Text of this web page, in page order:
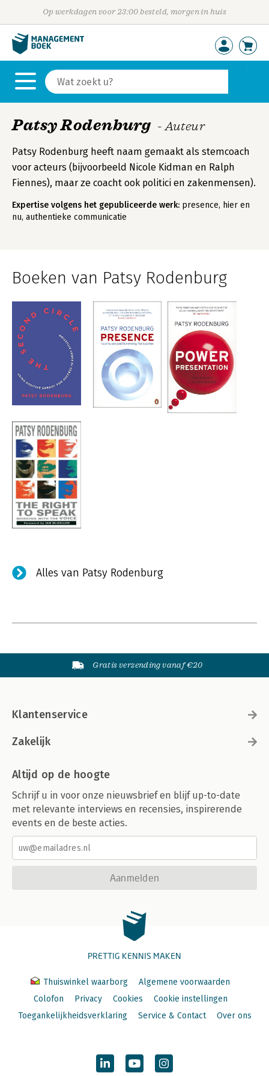
Op werkdagen voor 23:00 besteld, morgen in huis
Patsy Rodenburg - Auteur
Patsy Rodenburg heeft naam gemaakt als stemcoach
voor acteurs (bijvoorbeeld Nicole Kidman en Ralph
Fiennes), maar ze coacht ook politici en zakenmensen).
Expertise volgens het gepubliceerde werk: presence, hier en
nu, authentieke communicatie
Boeken van Patsy Rodenburg
Alles van Patsy Rodenburg
Gratis verzending vanaf €20
Klantenservice
Zakelijk
Altijd op de hoogte
Schrijf u in voor onze nieuwsbrief en blijf up-to-date
met relevante interviews en recensies, inspirerende
events en de beste acties.
Aanmelden
PRETTIG KENNIS MAKEN
Thuiswinkel waarborg
Algemene voorwaarden
Colofon
Privacy Cookies
Cookie instellingen
Toegankelijkheidsverklaring
Service & Contact Over ons